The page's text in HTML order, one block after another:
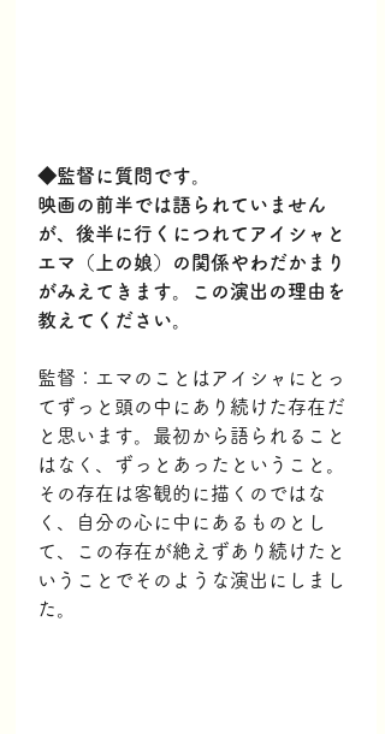
◆監督に質問です。
映画の前半では語られていません
が、後半に行くにつれてアイシャと
エマ（上の娘）の関係やわだかまり
がみえてきます。この演出の理由を
教えてください。
監督：エマのことはアイシャにとっ
てずっと頭の中にあり続けた存在だ
と思います。最初から語られること
はなく、ずっとあったということ。
その存在は客観的に描くのではな
く、自分の心に中にあるものとし
て、この存在が絶えずあり続けたと
いうことでそのような演出にしまし
た。